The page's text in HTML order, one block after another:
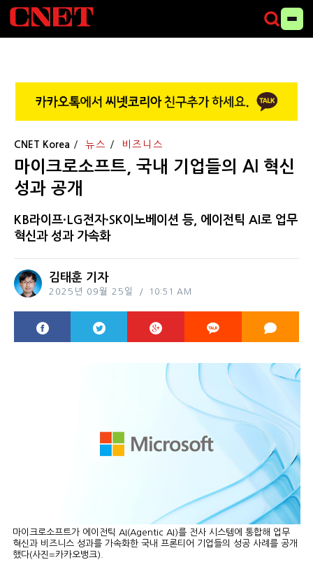
CNET Korea 뉴스 비즈니스
마이크로소프트, 국내 기업들의 AI 혁신
성과 공개
KB라이프·LG전자·SK이노베이션 등, 에이전틱 AI로 업무
혁신과 성과 가속화
김태훈 기자
2025년 09월 25일 10:51 AM
마이크로소프트가 에이전틱 AI(Agentic AI)를 전사 시스템에 통합해 업무
혁신과 비즈니스 성과를 가속화한 국내 프론티어 기업들의 성공 사례를 공개
했다(사진=카카오뱅크).